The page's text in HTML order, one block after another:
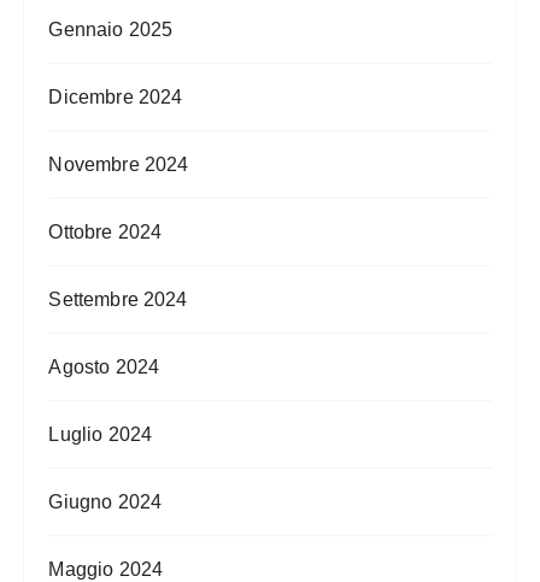
Gennaio 2025
Dicembre 2024
Novembre 2024
Ottobre 2024
Settembre 2024
Agosto 2024
Luglio 2024
Giugno 2024
Maggio 2024